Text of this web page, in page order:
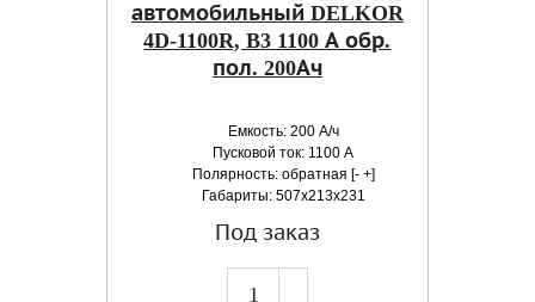
автомобильный DELKOR
4D-1100R, B3 1100 А обр.
пол. 200Ач
Емкость: 200 А/ч
Пусковой ток: 1100 А
Полярность: обратная [- +]
Габариты: 507x213x231
Под заказ